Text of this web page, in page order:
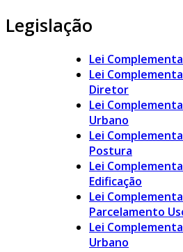
Legislação
Lei
Lei
Diretor
Lei
Urbano
Lei
Postura
Lei
Edificação
Lei
Parcelamento
Lei
Urbano